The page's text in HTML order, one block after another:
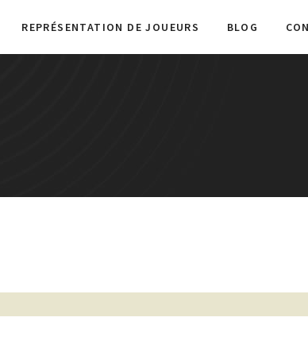
REPRÉSENTATION DE JOUEURS BLOG